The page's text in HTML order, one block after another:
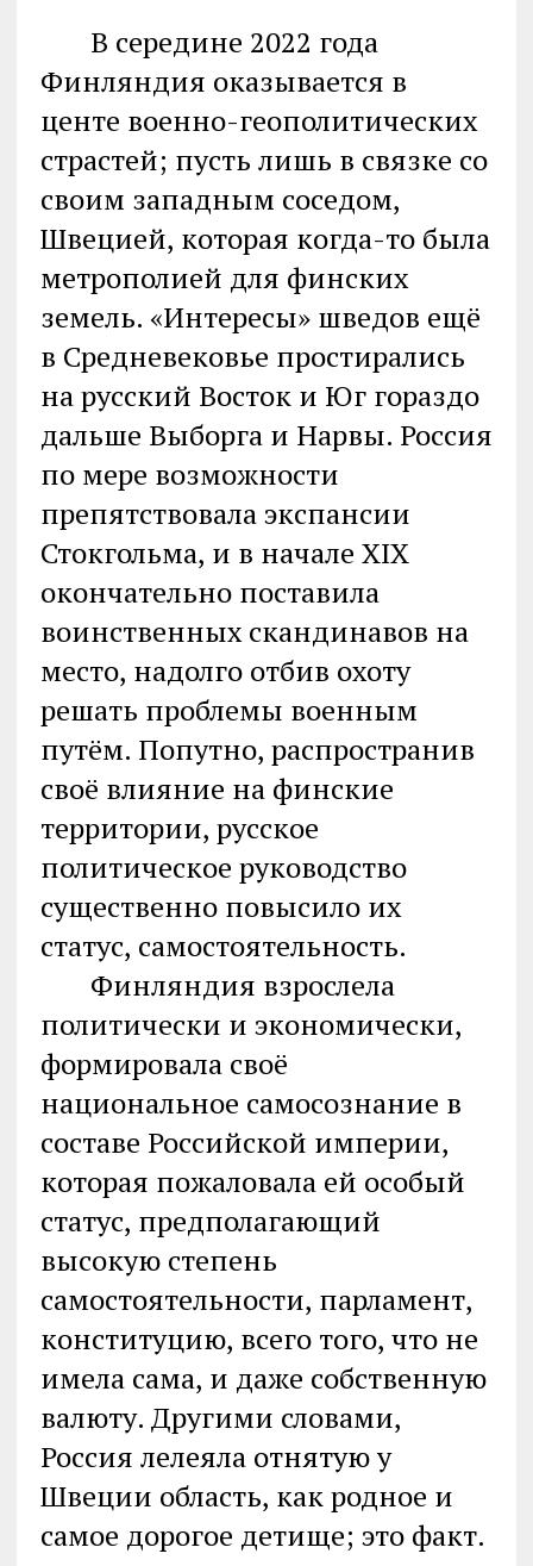
В середине 2022 года
Финляндия оказывается в
центе военно-геополитических
страстей; пусть лишь в связке со
своим западным соседом,
Швецией, которая когда-то была
метрополией для финских
земель. «Интересы» шведов ещё
в Средневековье простирались
на русский Восток и Юг гораздо
дальше Выборга и Нарвы. Россия
по мере возможности
препятствовала экспансии
Стокгольма, и в начале XIX
окончательно поставила
воинственных скандинавов на
место, надолго отбив охоту
решать проблемы военным
путём. Попутно, распространив
своё влияние на финские
территории, русское
политическое руководство
существенно повысило их
статус, самостоятельность.
Финляндия взрослела
политически и экономически,
формировала своё
национальное самосознание в
составе Российской империи,
которая пожаловала ей особый
статус, предполагающий
высокую степень
самостоятельности, парламент,
конституцию, всего того, что не
имела сама, и даже собственную
валюту. Другими словами,
Россия лелеяла отнятую у
Швеции область, как родное и
самое дорогое детище; это факт.